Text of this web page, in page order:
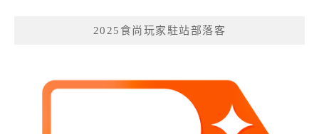
2025食尚玩家駐站部落客